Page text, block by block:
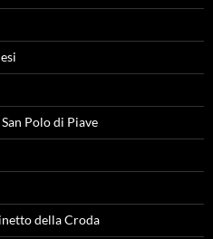
Polo di Piave
della Croda